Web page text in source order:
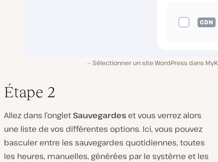
Sélectionner un site WordPress dans
Étape 2
Allez dans l’onglet Sauvegardes et vous verrez alors
une liste de vos différentes options. Ici, vous pouvez
basculer entre les sauvegardes quotidiennes, toutes
les heures, manuelles, générées par le système et les